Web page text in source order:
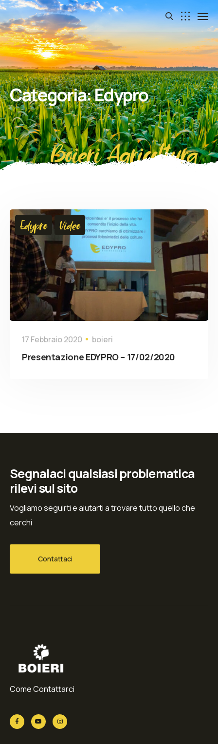
Categoria:Edypro
Boieri Agricoltura
Edypro Video
17 Febbraio 2020 boieri
Presentazione EDYPRO – 17/02/2020
Segnalaci qualsiasi problematica
rilevi sul sito
Vogliamo seguirti e aiutarti a trovare tutto quello che
cerchi
Contattaci
Come Contattarci